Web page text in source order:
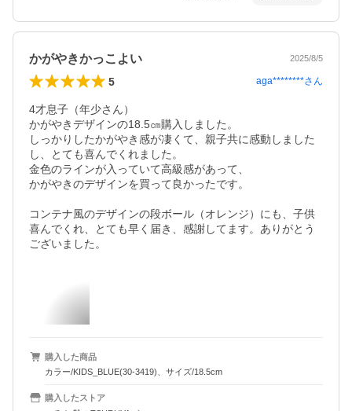
かがやきかっこよい 2025/8/5
5 aga********さん
4才息子（年少さん）
かがやきデザインの18.5㎝購入しました。
しっかりしたかがやき感が凄くて、親子共に感動しました
し、とても喜んでくれました。
金色のラインが入っていて高級感があって、
かがやきのデザインを買って良かったです。
コンテナ風のデザインの段ボール（オレンジ）にも、子供
喜んでくれ、とても早く届き、感謝してます。ありがとう
購入した商品
カラー/KIDS_BLUE(30-3419)、サイズ/18.5cm
購入したストア